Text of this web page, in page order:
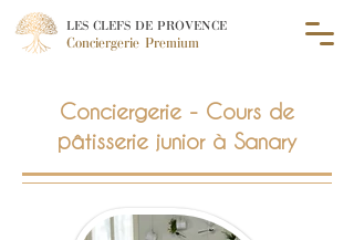
LES CLEFS DE PROVENCE
Conciergerie Premium
Conciergerie - Cours de
pâtisserie junior à Sanary